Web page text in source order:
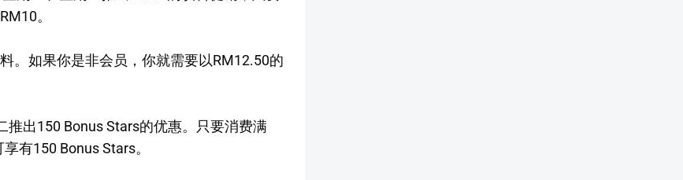
。
。如果你是非会员，你就需要以RM12.50的
出150 Bonus Stars的优惠。只要消费满
有150 Bonus Stars。